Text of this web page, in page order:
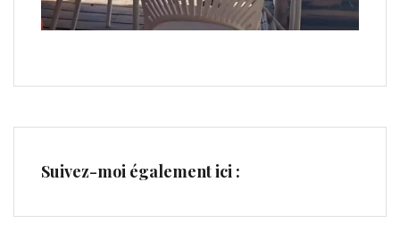
Suivez-moi également ici :